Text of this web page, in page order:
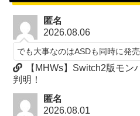
匿名
2026.08.06
でも大事なのはASDも同時に発
【MHWs】Switch2版モ
判明！
匿名
2026.08.01